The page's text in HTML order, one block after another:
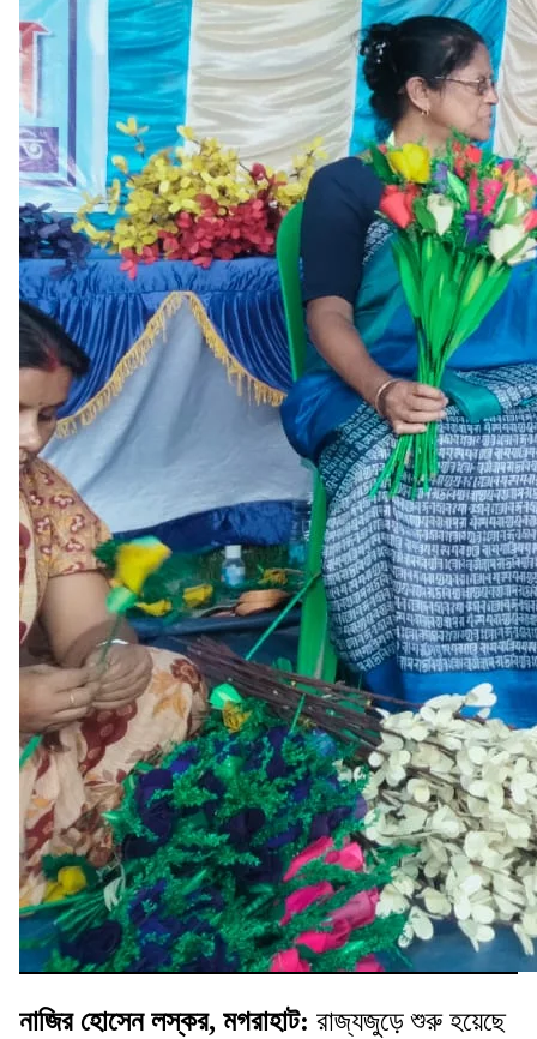
নাজির হোসেন লস্কর, মগরাহাট: রাজ্যজুড়ে শুরু হয়েছে